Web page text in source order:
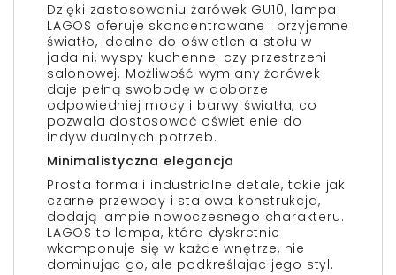
Dzięki zastosowaniu żarówek GU10, lampa
LAGOS oferuje skoncentrowane i przyjemne
światło, idealne do oświetlenia stołu w
jadalni, wyspy kuchennej czy przestrzeni
salonowej. Możliwość wymiany żarówek
daje pełną swobodę w doborze
odpowiedniej mocy i barwy światła, co
pozwala dostosować oświetlenie do
indywidualnych potrzeb.
Minimalistyczna elegancja
Prosta forma i industrialne detale, takie jak
czarne przewody i stalowa konstrukcja,
dodają lampie nowoczesnego charakteru.
LAGOS to lampa, która dyskretnie
wkomponuje się w każde wnętrze, nie
dominując go, ale podkreślając jego styl.